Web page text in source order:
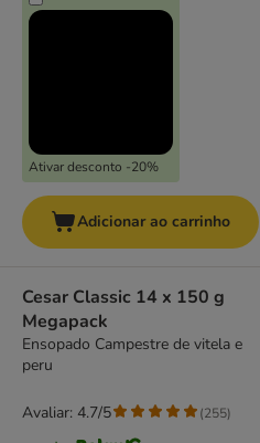
Ativar desconto -20%
Adicionar ao carrinho
Cesar Classic 14 x 150 g
Megapack
Ensopado Campestre de vitela e
peru
Avaliar: 4.7/5 (255)